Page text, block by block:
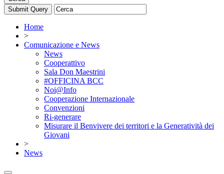
Home
>
Comunicazione e News
News
Cooperattivo
Sala Don Maestrini
#OFFICINA BCC
Noi@Info
Cooperazione Internazionale
Convenzioni
Ri-generare
Misurare il Benvivere dei territori e la Generatività dei
Giovani
>
News